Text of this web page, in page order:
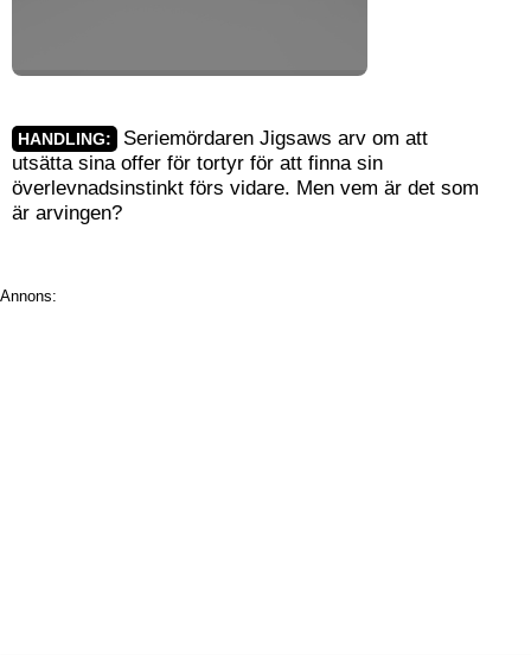
HANDLING:
Seriemördaren Jigsaws arv om att
utsätta sina offer för tortyr för att finna sin
överlevnadsinstinkt förs vidare. Men vem är det som
är arvingen?
Annons: